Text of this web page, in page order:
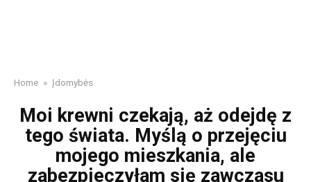
Home » Įdomybės
Moi krewni czekają, aż odejdę z
tego świata. Myślą o przejęciu
mojego mieszkania, ale
zabezpieczyłam się zawczasu